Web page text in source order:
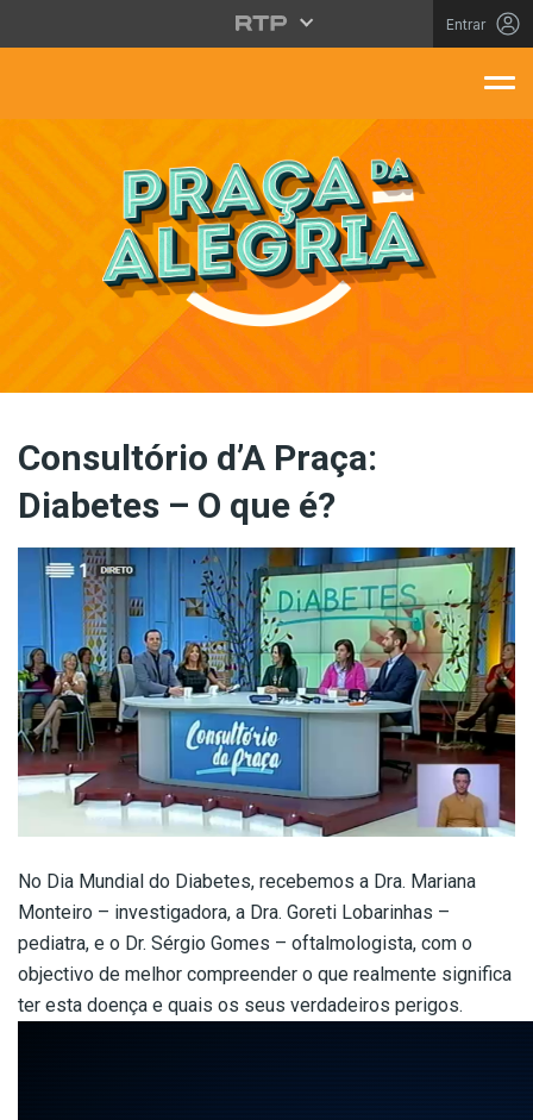
Saltar para o conteúdo principal
Entrar
Consultório d’A Praça:
Diabetes – O que é?
No Dia Mundial do Diabetes, recebemos a Dra. Mariana
Monteiro – investigadora, a Dra. Goreti Lobarinhas –
pediatra, e o Dr. Sérgio Gomes – oftalmologista, com o
objectivo de melhor compreender o que realmente significa
ter esta doença e quais os seus verdadeiros perigos.